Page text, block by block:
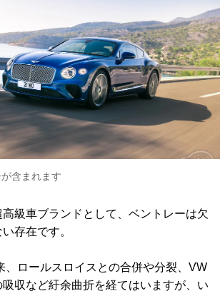
含まれます
級車ブランドとして、ベントレーは欠
存在です。
、ロールスロイスとの合併や分裂、VW
収など紆余曲折を経てはいますが、い